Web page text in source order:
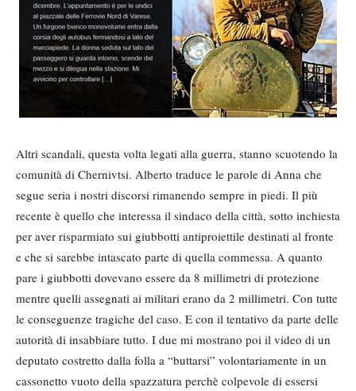
Altri scandali, questa volta legati alla guerra, stanno scuotendo la
comunità di Chernivtsi. Alberto traduce le parole di Anna che
segue seria i nostri discorsi rimanendo sempre in piedi. Il più
recente è quello che interessa il sindaco della città, sotto inchiesta
per aver risparmiato sui giubbotti antiproiettile destinati al fronte
e che si sarebbe intascato parte di quella commessa. A quanto
pare i giubbotti dovevano essere da 8 millimetri di protezione
mentre quelli assegnati ai militari erano da 2 millimetri. Con tutte
le conseguenze tragiche del caso. E con il tentativo da parte delle
autorità di insabbiare tutto. I due mi mostrano poi il video di un
deputato costretto dalla folla a “buttarsi” volontariamente in un
cassonetto vuoto della spazzatura perchè colpevole di essersi